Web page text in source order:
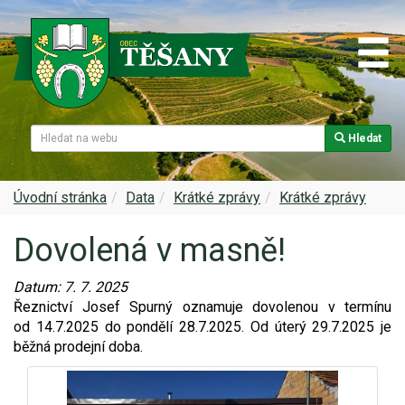
Hledat
Úvodní stránka Data Krátké zprávy Krátké zprávy
Dovolená v masně!
Datum: 7. 7. 2025
Řeznictví Josef Spurný oznamuje dovolenou v termínu
od 14.7.2025 do pondělí 28.7.2025. Od úterý 29.7.2025 je
běžná prodejní doba.
Naše obec
Z historie
Památky v Těšanech
Zajímavosti v obci
Znak a prapor obce
Úřední deska
Samospráva
Dokumenty obce
Projekty
Matrika
Spolky a sdružení
Kultura
Obecní knihovna
Srub
Sport
Škola
Farnost
Služby, firmy
Zdravotní služby
Foto, video